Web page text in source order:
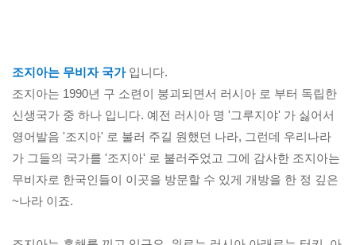
조지아는 무비자 국가 입니다.
조지아는 1990년 구 소련이 붕괴되면서 러시아 로 부터 독립한
신생국가 중 하나 입니다. 예전 러시아 명 '그루지야' 가 싫어서
영어발음 '조지아' 로 불러 주길 원했던 나라, 그런데 우리나라
가 그들의 국가를 '조지아' 로 불러주었고 그에 감사한 조지아는
무비자로 한국인들이 이곳을 방문할 수 있게 개방을 한 정 깊은
~나라 이죠.